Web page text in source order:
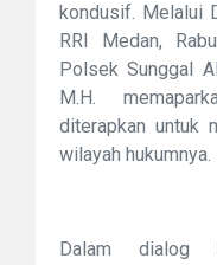
kondusif. Melalui
RRI Medan,
Polsek Sunggal
M.H.
diterapkan untuk
wilayah hukumnya.
Dalam dialog